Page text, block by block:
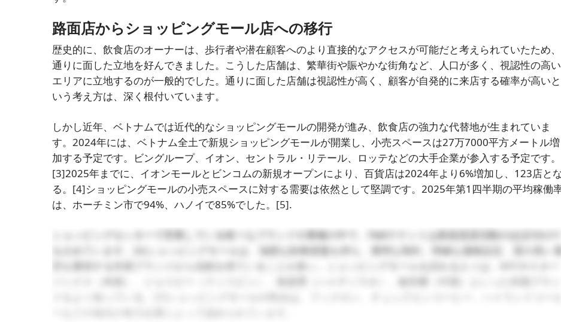
路面店からショッピングモール店への移行
歴史的に、飲食店のオーナーは、歩行者や潜在顧客へのより直接的なアクセスが可能だと考えられていたため、
通りに面した立地を好んできました。こうした店舗は、繁華街や賑やかな街角など、人口が多く、視認性の高い
エリアに立地するのが一般的でした。通りに面した店舗は視認性が高く、顧客が自発的に来店する確率が高いと
いう考え方は、深く根付いています。
しかし近年、ベトナムでは近代的なショッピングモールの開発が進み、飲食店の強力な代替地が生まれていま
す。2024年には、ベトナム全土で新規ショッピングモールが開業し、小売スペースは27万7000平方メートル増
加する予定です。ビングループ、イオン、セントラル・リテール、ロッテなどの大手企業が参入する予定です。
[3]2025年までに、イオンモールとビンコムの新規オープンにより、百貨店は2024年より6%増加し、123店と
る。 [4]ショッピングモールの小売スペースに対する需要は依然として堅調です。2025年第1四半期の平均稼働
は、ホーチミン市で94%、ハノイで85%でした。 [5].
ショッピングセンターで営業している様々なブランドや業種の中で、F&Bテナントは新規賃貸活動のほぼ3分の1
ショッピングモールは、強固な財務基盤を持ち、透明な契約、明確な価格設定、質の高い運
営を重視する外国ブランドから信頼を得ていることが多い。ショッピングモールを訪れる人々は、KFCやスター